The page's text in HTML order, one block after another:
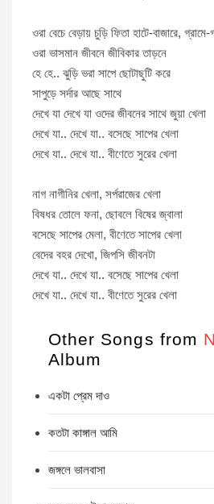
ওরা বেচে বেড়ায় চুড়ি ফিতা হাটে-বাজারে, গ্রামে-
ওরা ভাসমান জীবনে জীবিকার তাড়নে
হে হে.. ঝুড়ি ভরা সাপে ছোটাছুটি করে
সাপুড়ে সর্দার আছে সাথে
দেখে যা দেখে যা ওদের জীবনের সাথে জুয়া খেলা
দেখে যা.. দেখে যা.. বসেছে সাপের খেলা
দেখে যা.. দেখে যা.. বীণেতে সুরের খেলা
নাগ নাগীনির খেলা, সর্পরাজের খেলা
বিষধর তোলে ফনা, ছোবলে বিষের জ্বালা
বসেছে সাপের মেলা, বীণেতে সাপের খেলা
বেদের বহর দেখো, জিপসি জীবনটা
দেখে যা.. দেখে যা.. বসেছে সাপের খেলা
দেখে যা.. দেখে যা.. বীণেতে সুরের খেলা
Other Songs from
Album
একটা প্রেম দাও
কতটা কাঙ্গাল আমি
জঙ্গলে ভালবাসা